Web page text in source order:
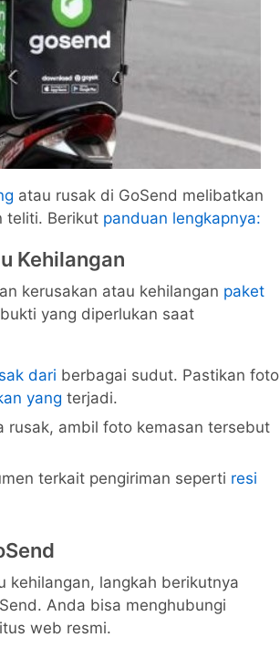
atau rusak di GoSend melibatkan
teliti. Berikut panduan lengkapnya:
Kehilangan
kerusakan atau kehilangan paket
yang diperlukan saat
dari berbagai sudut. Pastikan foto
yang terjadi.
rusak, ambil foto kemasan tersebut
terkait pengiriman seperti resi
kehilangan, langkah berikutnya
Anda bisa menghubungi
web resmi.